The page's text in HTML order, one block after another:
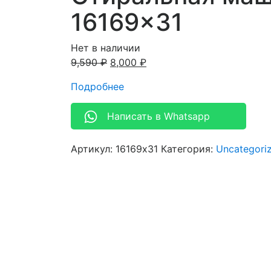
16169×31
Нет в наличии
9,590₽ 8,000 ₽
Подробнее
Написать в Whatsapp
Артикул: 16169x31 Категория: